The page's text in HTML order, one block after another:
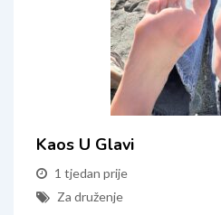
Kaos U Glavi
1 tjedan prije
Za druženje